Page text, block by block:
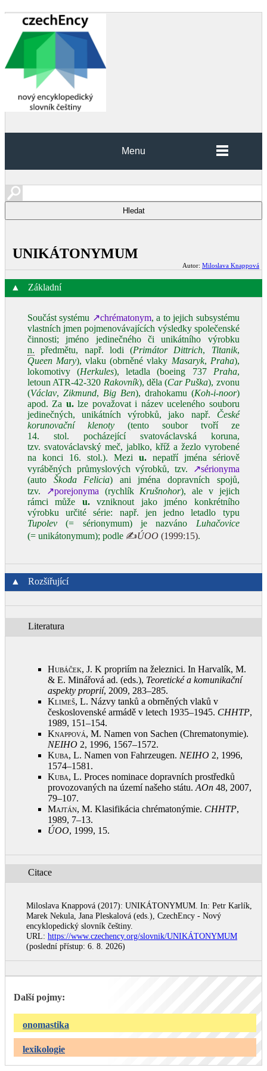
Menu
UNIKÁTONYMUM
Autor: Miloslava Knappová
▲ Základní
Součást systému ↗chrématonym, a to jejich subsystému
vlastních jmen pojmenovávajících výsledky společenské
činnosti; jméno jedinečného či unikátního výrobku
n. předmětu, např. lodi (Primátor Dittrich, Titanik,
Queen Mary), vlaku (obrněné vlaky Masaryk, Praha),
lokomotivy (Herkules), letadla (boeing 737 Praha,
letoun ATR‑42‑320 Rakovník), děla (Car Puška), zvonu
(Václav, Zikmund, Big Ben), drahokamu (Koh‑i‑noor)
apod. Za u.lze považovat i název uceleného souboru
jedinečných, unikátních výrobků, jako např. České
korunovační klenoty(tento soubor tvoří ze
14. stol. pocházející svatováclavská koruna,
tzv. svatováclavský meč, jablko, kříž a žezlo vyrobené
na konci 16. stol.). Mezi u.nepatří jména sériově
vyráběných průmyslových výrobků, tzv.
↗sérionyma
(auto Škoda Felicia) ani jména dopravních spojů,
tzv.
↗porejonyma (rychlík Krušnohor), ale v jejich
rámci může u.vzniknout jako jméno konkrétního
výrobku určité série: např. jen jedno letadlo typu
Tupolev (= sérionymum) je nazváno Luhačovice
(= unikátonymum); podle ✍ÚOO (1999:15).
▲ Rozšiřující
Literatura
Hubáček, J. K propriím na železnici. In Harvalík, M.
& E. Minářová ad. (eds.), Teoretické a komunikační
aspekty proprií, 2009, 283–285.
Klimeš, L. Názvy tanků a obrněných vlaků v
československé armádě v letech 1935–1945. CHHTP,
1989, 151–154.
Knappová, M. Namen von Sachen (Chrematonymie).
NEIHO 2, 1996, 1567–1572.
Kuba, L. Namen von Fahrzeugen. NEIHO 2, 1996,
1574–1581 .
Kuba, L. Proces nominace dopravních prostředků
provozovaných na území našeho státu. AOn 48, 2007,
79–107.
Majtán, M. Klasifikácia chrématonýmie. CHHTP,
1989, 7–13.
ÚOO, 1999, 15.
Citace
Miloslava Knappová (2017): UNIKÁTONYMUM. In: Petr Karlík,
Marek Nekula, Jana Pleskalová (eds.), CzechEncy - Nový
encyklopedický slovník češtiny.
URL: https://www.czechency.org/slovnik/UNIKÁTONYMUM
(poslední přístup: 6. 8. 2026)
Další pojmy:
onomastika
lexikologie